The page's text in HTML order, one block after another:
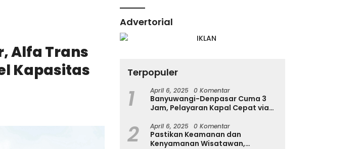
Alfa Trans
Kapasitas
Advertorial
Terpopuler
1 April 6, 2025 0 Komentar
Banyuwangi-Denpasar Cuma 3
Jam, Pelayaran Kapal Cepat via
Denpasar Segera Dibuka
2 April 6, 2025 0 Komentar
Pastikan Keamanan dan
Kenyamanan Wisatawan,